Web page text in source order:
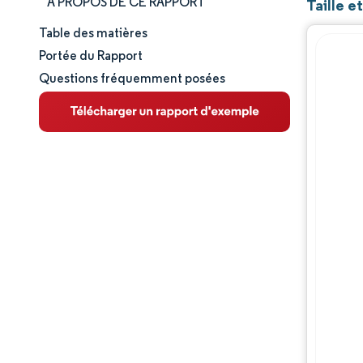
Taille et part de marché
Analyse du marché
Tendances et perspectives
Table des matières
Portée du Rapport
Questions fréquemment posées
Taille